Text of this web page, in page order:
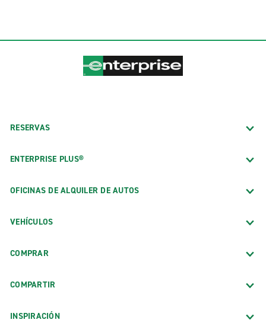
RESERVAS
ENTERPRISE PLUS®
OFICINAS DE ALQUILER DE AUTOS
VEHÍCULOS
COMPRAR
COMPARTIR
INSPIRACIÓN